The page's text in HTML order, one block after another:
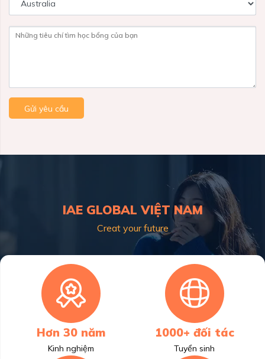
Những tiêu chí tìm học bổng của bạn
Gửi yêu cầu
IAE GLOBAL VIỆT NAM
Creat your future
Hơn 30 năm
Kinh nghiệm
1000+ đối tác
Tuyển sinh